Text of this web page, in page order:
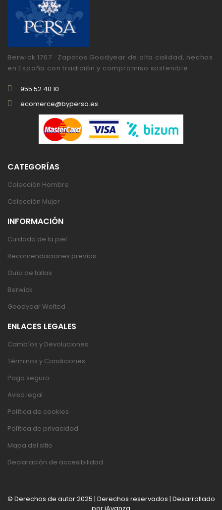
Berwick 1707 · Zapatos Goodyear de alta calidad, hechos
en España con tradición y compromiso sostenible.
955 52 40 10
ecomerce@bypersa.es
CATEGORÍAS
Colección Hombre
Colección Mujer
INFORMACIÓN
Cuidado de la piel
Recomendaciones prevías
Guía de tallas
Berwick
Goodyear Welted
ENLACES LEGALES
Cambíos y Devoluciones
Términos y Condiciones
Pago seguro
Aviso legal
Política de cookies
Política de privacidad
Mapa del sitio
Declaración de accesibilidad
© Derechos de autor 2025 | Derechos reservados | Desarrollado